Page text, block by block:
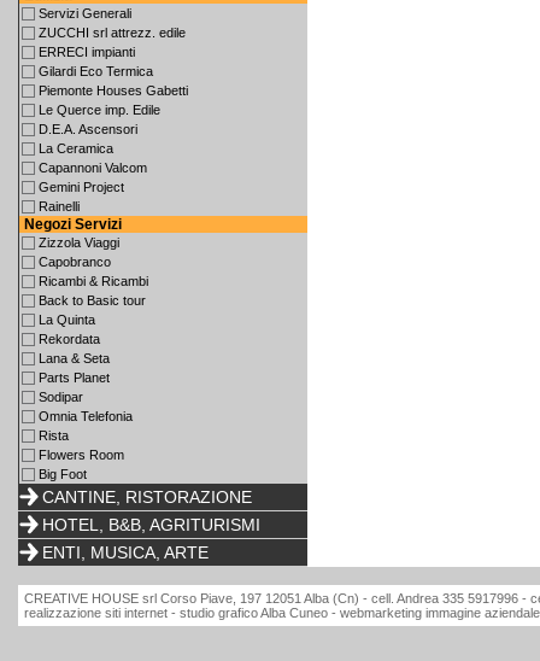
Servizi Generali
ZUCCHI srl attrezz. edile
ERRECI impianti
Gilardi Eco Termica
Piemonte Houses Gabetti
Le Querce imp. Edile
D.E.A. Ascensori
La Ceramica
Capannoni Valcom
Gemini Project
Rainelli
Negozi Servizi
Zizzola Viaggi
Capobranco
Ricambi & Ricambi
Back to Basic tour
La Quinta
Rekordata
Lana & Seta
Parts Planet
Sodipar
Omnia Telefonia
Rista
Flowers Room
Big Foot
CANTINE, RISTORAZIONE
HOTEL, B&B, AGRITURISMI
ENTI, MUSICA, ARTE
CREATIVE HOUSE srl Corso Piave, 197 12051 Alba (Cn) - cell. Andrea 335 5917996
realizzazione siti internet - studio grafico Alba Cuneo - webmarketing immagine